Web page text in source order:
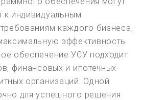
к индивидуальным
каждого бизнеса,
эффективность
обеспечение УСУ подходит
финансовых и ипотечных
организаций. Одной
для успешного решения